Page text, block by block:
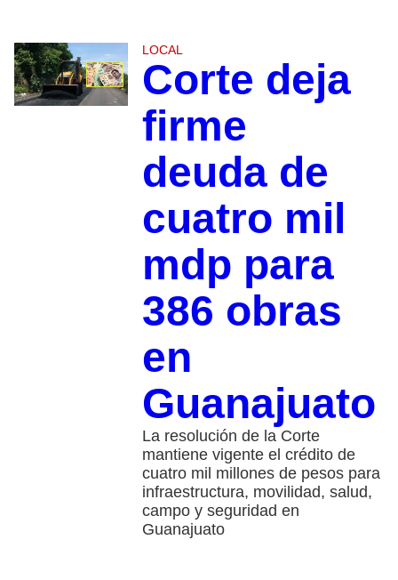
LOCAL
Corte deja
firme
deuda de
cuatro mil
mdp para
386 obras
en
Guanajuato
La resolución de la Corte
mantiene vigente el crédito de
cuatro mil millones de pesos para
infraestructura, movilidad, salud,
campo y seguridad en
Guanajuato